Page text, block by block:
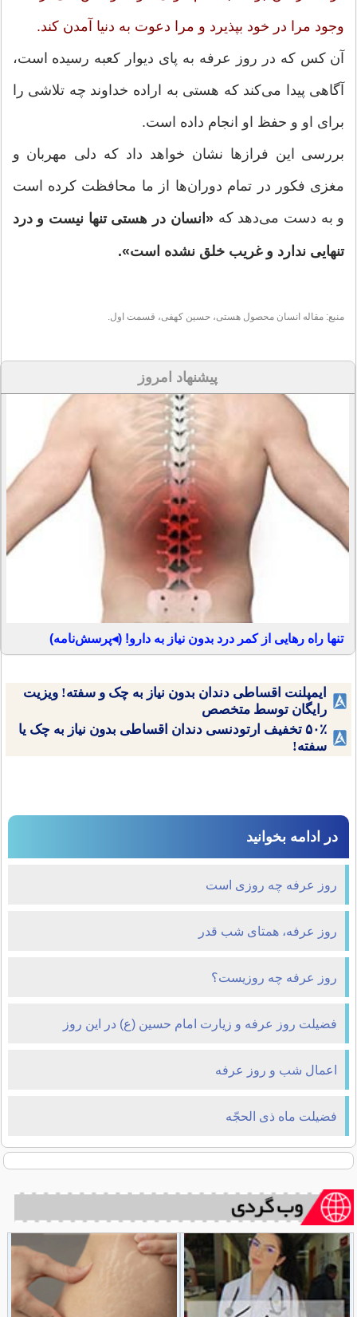
وجود مرا در خود بپذیرد و مرا دعوت به دنیا آمدن کند.
آن کس که در روز عرفه به پای دیوار کعبه رسیده است،
آگاهی پیدا می‌کند که هستی به اراده خداوند چه تلاشی را
برای او و حفظ او انجام داده است.
بررسی این فرازها نشان خواهد داد که دلی مهربان و
مغزی فکور در تمام دوران‌ها از ما محافظت کرده است
و به دست می‌دهد که«انسان در هستی تنها نیست و درد
تنهایی ندارد و غریب خلق نشده است».
منبع: مقاله انسان محصول هستی، حسین کهفی، قسمت اول.
پیشنهاد امروز
تنها راه رهایی از کمر درد بدون نیاز به دارو! (◂پرسش‌نامه)
ایمپلنت اقساطی دندان بدون نیاز به چک و سفته! ویزیت
رایگان توسط متخصص
۵۰٪ تخفیف ارتودنسی دندان اقساطی بدون نیاز به چک یا
سفته!
در ادامه بخوانید
روز عرفه چه روزی است
روز عرفه، همتاى شب قدر
روز عرفه چه روزیست؟
فضیلت روز عرفه و زیارت امام حسین (ع) در این روز
اعمال شب و روز عرفه
فضیلت ماه ذى الحجّه